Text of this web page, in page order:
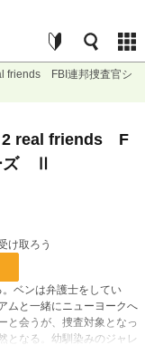
friends FBI連邦捜査官シ
2 real friends F
ズ Ⅱ
け取ろう
ベンは弁護士をしてい
ムと一緒にニューヨークへ
と会うが、捜査対象となっ
となる。幼馴染みのジャレ
かったが、忘れられない大